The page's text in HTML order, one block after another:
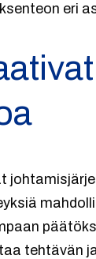
eri
tehtävän